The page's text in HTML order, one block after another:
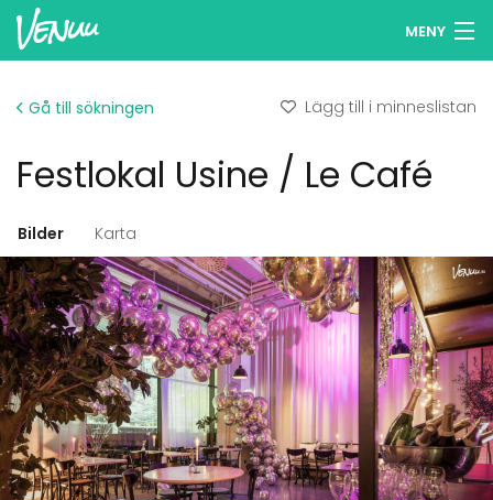
MENY
Logga in
Lägg till din lokal
Gå till sökningen Lägg till i minneslistan
Festlokal Usine / Le Café
Bilder Karta